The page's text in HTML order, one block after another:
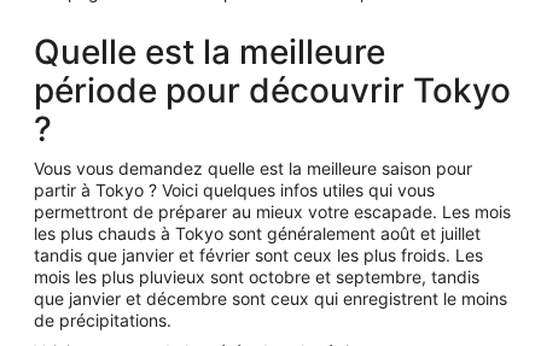
Quelle est la meilleure
période pour découvrir Tokyo
?
Vous vous demandez quelle est la meilleure saison pour
partir à Tokyo ? Voici quelques infos utiles qui vous
permettront de préparer au mieux votre escapade. Les mois
les plus chauds à Tokyo sont généralement août et juillet
tandis que janvier et février sont ceux les plus froids. Les
mois les plus pluvieux sont octobre et septembre, tandis
que janvier et décembre sont ceux qui enregistrent le moins
de précipitations.